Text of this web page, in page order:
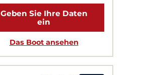
Geben Sie Ihre Daten
ein
Das Boot ansehen